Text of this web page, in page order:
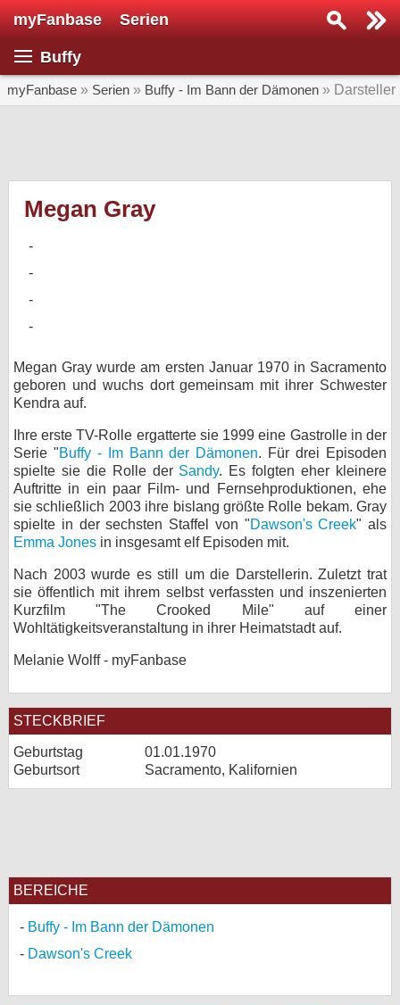
myFanbase Serien
Buffy
myFanbase » Serien » Buffy - Im Bann der Dämonen »
Megan Gray
Megan Gray wurde am ersten Januar 1970 in Sacramento
geboren und wuchs dort gemeinsam mit ihrer Schwester
Kendra auf.
Ihre erste TV-Rolle ergatterte sie 1999 eine Gastrolle in der
Serie "Buffy - Im Bann der Dämonen. Für drei Episoden
spielte sie die Rolle der Sandy. Es folgten eher kleinere
Auftritte in ein paar Film- und Fernsehproduktionen, ehe
sie schließlich 2003 ihre bislang größte Rolle bekam. Gray
spielte in der sechsten Staffel von "Dawson's Creek" als
Emma Jones in insgesamt elf Episoden mit.
Nach 2003 wurde es still um die Darstellerin. Zuletzt trat
sie öffentlich mit ihrem selbst verfassten und inszenierten
Kurzfilm "The Crooked Mile" auf einer
Wohltätigkeitsveranstaltung in ihrer Heimatstadt auf.
Melanie Wolff - myFanbase
STECKBRIEF
Geburtstag
01.01.1970
Geburtsort
Sacramento, Kalifornien
BEREICHE
Buffy - Im Bann der Dämonen
Dawson's Creek
Serie suchen...
SERIEN
Forum
bei Facebook
Kontakt
Datenschutz
Cookie-Einstellungen
Desktop-Ansicht